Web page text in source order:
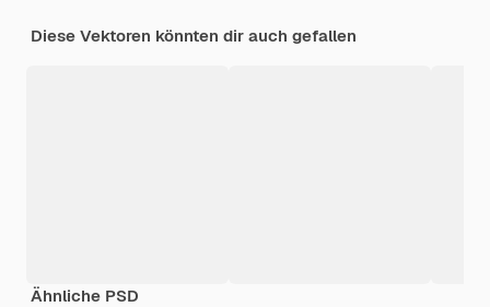
Diese Vektoren könnten dir auch gefallen
Ähnliche PSD